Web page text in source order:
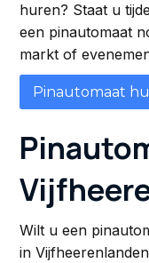
huren? Staat u
een pinautomaat
markt of
Pinautomaat
Wilt u een
in